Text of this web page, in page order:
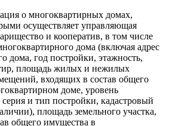
о многоквартирных домах,
осуществляет управляющая
и кооператив, в том числе
дома (включая адрес
дома, год постройки, этажность,
площадь жилых и нежилых
входящих в состав общего
доме, уровень
серия и тип постройки, кадастровый
площадь земельного участка,
общего имущества в